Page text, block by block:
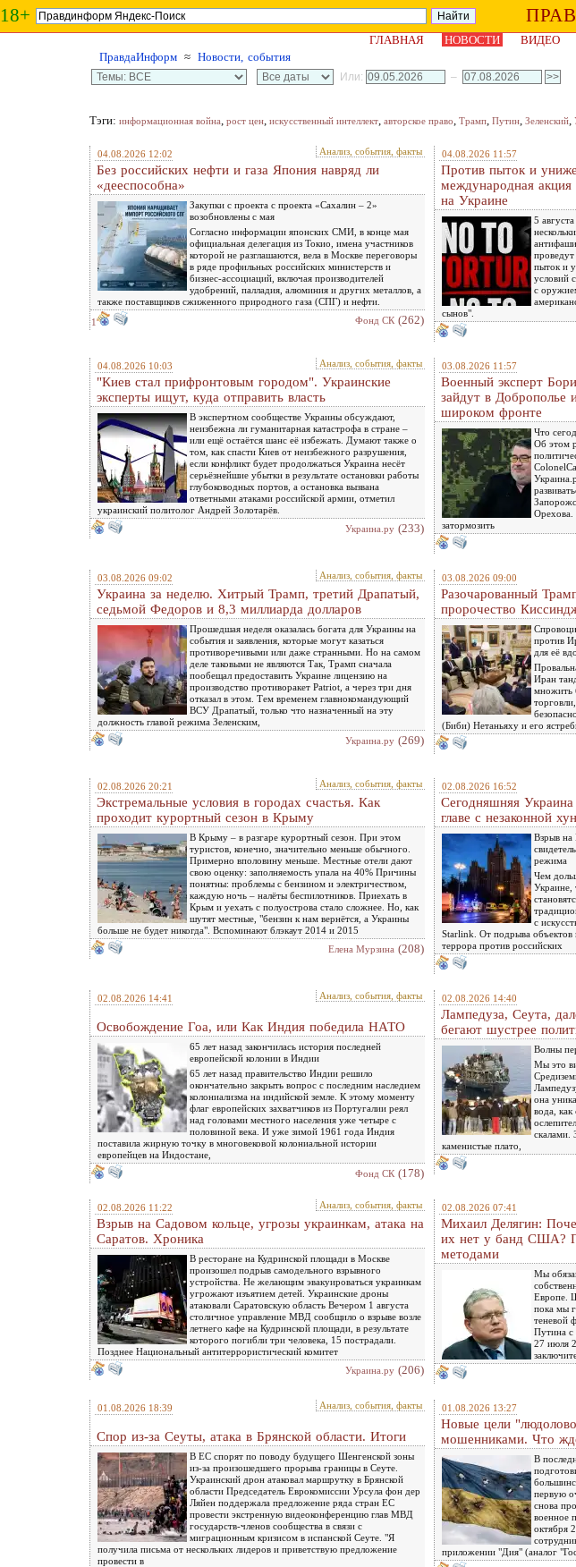
18+
ГЛАВНАЯ
НОВОСТИ ВИДЕО
ПравдаИнформ ≈ Новости, события
Или: –
Тэги: информационная война, рост цен, искусственный интеллект, авторское право, Трамп, Путин, Зеленский,
04.08.2026 12:02 Анализ, события, факты
Без российских нефти и газа Япония навряд ли
«дееспособна»
Закупки с проекта с проекта «Сахалин – 2»
возобновлены с мая
Согласно информации японских СМИ, в конце мая
официальная делегация из Токио, имена участников
которой не разглашаются, вела в Москве переговоры
в ряде профильных российских министерств и
бизнес-ассоциаций, включая производителей
удобрений, палладия, алюминия и других металлов, а
также поставщиков сжиженного природного газа (СПГ) и нефти.
1
Фонд СК (262)
04.08.2026 11:57
Против пыток и
международная
на Украине
5
пыток и
условий
с
сынов".
04.08.2026 10:03 Анализ, события, факты
"Киев стал прифронтовым городом". Украинские
эксперты ищут, куда отправить власть
В экспертном сообществе Украины обсуждают,
неизбежна ли гуманитарная катастрофа в стране –
или ещё остаётся шанс её избежать. Думают также о
том, как спасти Киев от неизбежного разрушения,
если конфликт будет продолжаться Украина несёт
серьёзнейшие убытки в результате остановки работы
глубоководных портов, а остановка вызвана
ответными атаками российской армии, отметил
украинский политолог Андрей Золотарёв.
Украина.ру (233)
03.08.2026 11:57
Военный эксперт
зайдут в Доброполье
широком фронте
Что
Об этом
Орехова.
затормозить
03.08.2026 09:02 Анализ, события, факты
Украина за неделю. Хитрый Трамп, третий Драпатый,
седьмой Федоров и 8,3 миллиарда долларов
Прошедшая неделя оказалась богата для Украины на
события и заявления, которые могут казаться
противоречивыми или даже странными. Но на самом
деле таковыми не являются Так, Трамп сначала
пообещал предоставить Украине лицензию на
производство противоракет Patriot, а через три дня
отказал в этом. Тем временем главнокомандующий
ВСУ Драпатый, только что назначенный на эту
должность главой режима Зеленским,
Украина.ру (269)
03.08.2026 09:00
Разочарованный
пророчество
против
для её
Иран
множить
(Биби) Нетаньяху и его
02.08.2026 20:21 Анализ, события, факты
Экстремальные условия в городах счастья. Как
проходит курортный сезон в Крыму
В Крыму – в разгаре курортный сезон. При этом
туристов, конечно, значительно меньше обычного.
Примерно вполовину меньше. Местные отели дают
свою оценку: заполняемость упала на 40% Причины
понятны: проблемы с бензином и электричеством,
каждую ночь – налёты беспилотников. Приехать в
Крым и уехать с полуострова стало сложнее. Но, как
шутят местные, "бензин к нам вернётся, а Украины
больше не будет никогда". Вспоминают блэкаут 2014 и 2015
Елена Мурзина (208)
02.08.2026 16:52
Сегодняшняя Украина
главе с незаконной
Взрыв на
режима
Чем
Украине,
с
Starlink. От подрыва объектов
террора против российских
02.08.2026 14:41 Анализ, события, факты
Освобождение Гоа, или Как Индия победила НАТО
65 лет назад закончилась история последней
европейской колонии в Индии
65 лет назад правительство Индии решило
окончательно закрыть вопрос с последним наследием
колониализма на индийской земле. К этому моменту
флаг европейских захватчиков из Португалии реял
над головами местного населения уже четыре с
половиной века. И уже зимой 1961 года Индия
поставила жирную точку в многовековой колониальной истории
европейцев на Индостане,
Фонд СК (178)
02.08.2026 14:40
Лампедуза, Сеута,
бегают шустрее
Волны
Мы это
она
вода, как
скалами.
каменистые плато,
02.08.2026 11:22 Анализ, события, факты
Взрыв на Садовом кольце, угрозы украинкам, атака на
Саратов. Хроника
В ресторане на Кудринской площади в Москве
произошел подрыв самодельного взрывного
устройства. Не желающим эвакуироваться украинкам
угрожают изъятием детей. Украинские дроны
атаковали Саратовскую область Вечером 1 августа
столичное управление МВД сообщило о взрыве возле
летнего кафе на Кудринской площади, в результате
которого погибли три человека, 15 пострадали.
Позднее Национальный антитеррористический комитет
Украина.ру (206)
02.08.2026 07:41
Михаил Делягин:
их нет у банд США?
методами
Мы
Европе.
пока мы
теневой
Путина с
27 июля
01.08.2026 18:39 Анализ, события, факты
Спор из-за Сеуты, атака в Брянской области. Итоги
В ЕС спорят по поводу будущего Шенгенской зоны
из-за произошедшего прорыва границы в Сеуте.
Украинский дрон атаковал маршрутку в Брянской
области Председатель Еврокомиссии Урсула фон дер
Ляйен поддержала предложение ряда стран ЕС
провести экстренную видеоконференцию глав МВД
государств-членов сообщества в связи с
миграционным кризисом в испанской Сеуте. "Я
получила письма от нескольких лидеров и приветствую предложение
провести в
01.08.2026 13:27
Новые цели
мошенниками. Что
В
первую
снова
военное
октября
приложении "Дия" (аналог